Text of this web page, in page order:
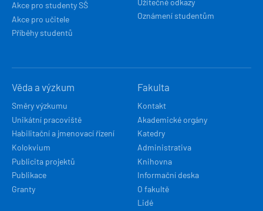
Akce pro studenty SŠ
Akce pro učitele
Příběhy studentů
Oznámení studentům
Věda a výzkum
Směry výzkumu
Unikátní pracoviště
Habilitační a jmenovací řízení
Kolokvium
Publicita projektů
Publikace
Granty
Fakulta
Kontakt
Akademické orgány
Katedry
Administrativa
Knihovna
Informační deska
O fakultě
Lidé